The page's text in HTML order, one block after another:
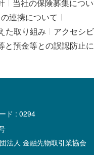
当社の保険募集につ
連携について
た取り組み
アクセシ
と預金等との誤認防止
ド : 0294
法人 金融先物取引業協会